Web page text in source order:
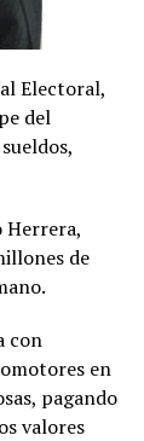
Electoral,
del
Herrera,
de
con
en
pagando
valores